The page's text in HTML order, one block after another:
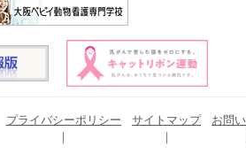
プライバシーポリシー サイトマップ お問